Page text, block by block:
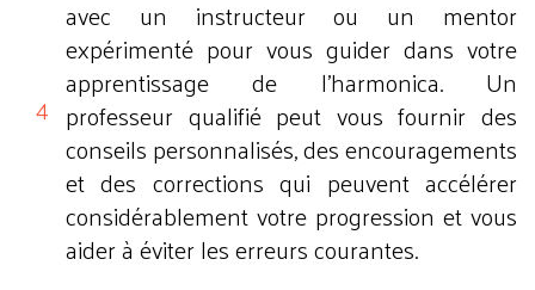
avec un instructeur ou un mentor
expérimenté pour vous guider dans votre
apprentissage de l'harmonica. Un
professeur qualifié peut vous fournir des
conseils personnalisés, des encouragements
et des corrections qui peuvent accélérer
considérablement votre progression et vous
aider à éviter les erreurs courantes.